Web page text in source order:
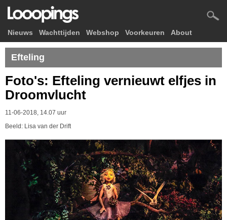
Nieuws Wachttijden Webshop Voorkeuren About
Efteling
Foto's: Efteling vernieuwt elfjes in
Droomvlucht
11-06-2018, 14.07 uur
Beeld: Lisa van der Drift